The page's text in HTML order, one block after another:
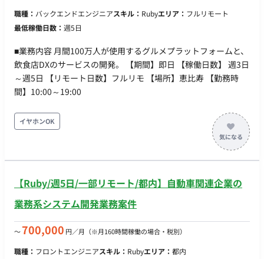
職種： バックエンドエンジニアスキル： Rubyエリア： フルリモート
最低稼働日数： 週5日
■業務内容 月間100万人が使用するグルメプラットフォームと、
飲食店DXのサービスの開発。 【期間】即日 【稼働日数】 週3日
～週5日 【リモート日数】フルリモ 【場所】恵比寿 【勤務時
間】10:00～19:00
イヤホンOK
【Ruby/週5日/一部リモート/都内】自動車関連企業の
業務系システム開発業務案件
〜700,000 円／月 （※月160時間稼働の場合・税別）
職種： フロントエンジニアスキル： Rubyエリア： 都内